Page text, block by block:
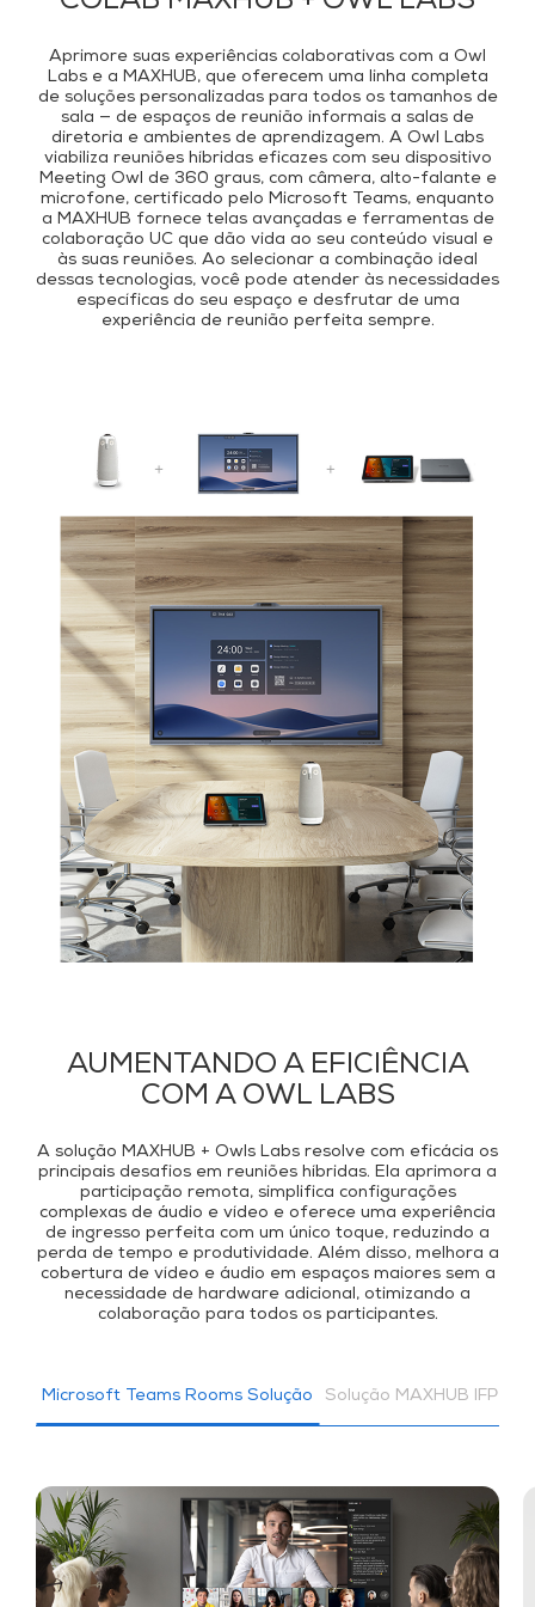
Aprimore suas experiências colaborativas com a Owl
Labs e a MAXHUB, que oferecem uma linha completa
de soluções personalizadas para todos os tamanhos de
sala — de espaços de reunião informais a salas de
diretoria e ambientes de aprendizagem. A Owl Labs
viabiliza reuniões híbridas eficazes com seu dispositivo
Meeting Owl de 360 graus, com câmera, alto-falante e
microfone, certificado pelo Microsoft Teams, enquanto
a MAXHUB fornece telas avançadas e ferramentas de
colaboração UC que dão vida ao seu conteúdo visual e
às suas reuniões. Ao selecionar a combinação ideal
dessas tecnologias, você pode atender às necessidades
específicas do seu espaço e desfrutar de uma
experiência de reunião perfeita sempre.
AUMENTANDO A EFICIÊNCIA
COM A OWL LABS
A solução MAXHUB + Owls Labs resolve com eficácia os
principais desafios em reuniões híbridas. Ela aprimora a
participação remota, simplifica configurações
complexas de áudio e vídeo e oferece uma experiência
de ingresso perfeita com um único toque, reduzindo a
perda de tempo e produtividade. Além disso, melhora a
cobertura de vídeo e áudio em espaços maiores sem a
necessidade de hardware adicional, otimizando a
colaboração para todos os participantes.
Microsoft Teams Rooms Solução Solução MAXHUB IFP